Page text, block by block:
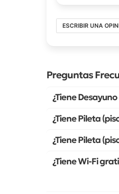
ESCRIBIR UNA
Preguntas
¿Tiene
¿Tiene Pileta
¿Tiene Pileta
¿Tiene Wi-Fi